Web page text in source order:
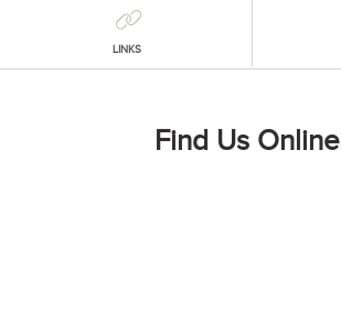
LINKS
Find Us Online